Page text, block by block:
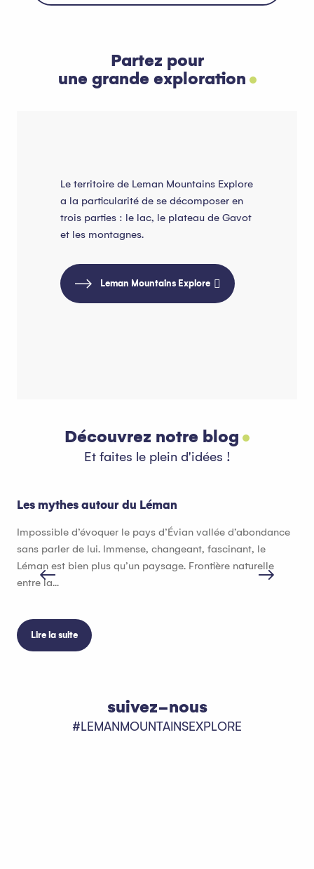
Partez pour
une grande exploration
Le territoire de Leman Mountains Explore
a la particularité de se décomposer en
trois parties : le lac, le plateau de Gavot
et les montagnes.
Leman Mountains Explore
Découvrez notre blog
Et faites le plein d'idées !
Les mythes autour du Léman
Impossible d’évoquer le pays d’Évian vallée d’abondance
sans parler de lui. Immense, changeant, fascinant, le
Léman est bien plus qu’un paysage. Frontière naturelle
entre la...
Lire la suite
suivez-nous
#LEMANMOUNTAINSEXPLORE